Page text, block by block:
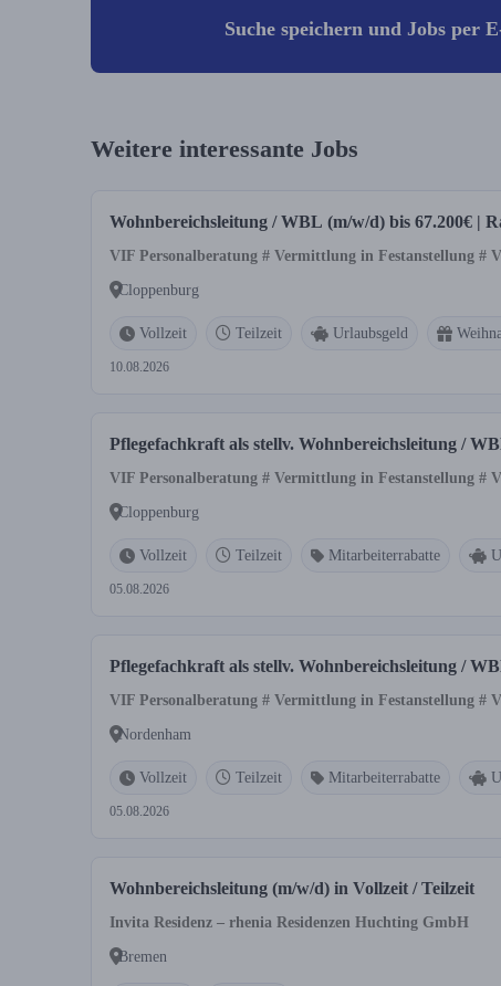
Suche speichern und Jobs per
Weitere interessante Jobs
Wohnbereichsleitung / WBL (m/w/d) bis 67.200€ |
VIF Personalberatung # Vermittlung in Festanstellung #
Cloppenburg
Vollzeit Teilzeit Urlaubsgeld
10.08.2026
Pflegefachkraft als stellv. Wohnbereichsleitung /
VIF Personalberatung # Vermittlung in Festanstellung #
Cloppenburg
Vollzeit Teilzeit Mitarbeiterrabatte
05.08.2026
Pflegefachkraft als stellv. Wohnbereichsleitung /
VIF Personalberatung # Vermittlung in Festanstellung #
Nordenham
Vollzeit Teilzeit Mitarbeiterrabatte
05.08.2026
Wohnbereichsleitung (m/w/d) in Vollzeit / Teilzeit
Invita Residenz – rhenia Residenzen Huchting GmbH
Bremen